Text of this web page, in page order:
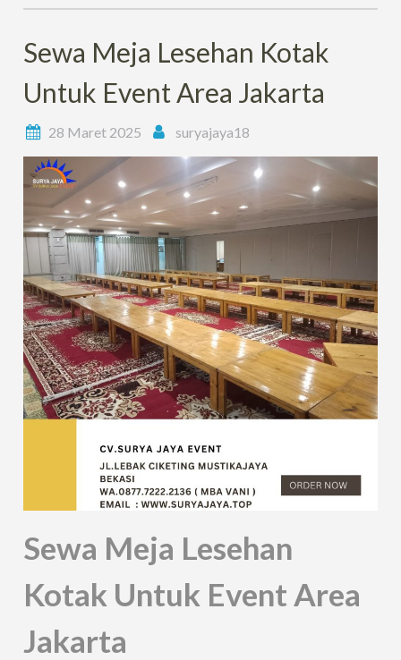
Sewa Meja Lesehan Kotak
Untuk Event Area Jakarta
28 Maret 2025 suryajaya18
Sewa Meja Lesehan
Kotak Untuk Event Area
Jakarta